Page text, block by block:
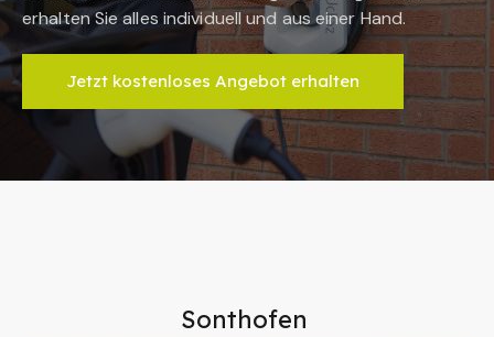
erhalten Sie alles individuell und aus einer Hand.
Jetzt kostenloses Angebot erhalten
Sonthofen